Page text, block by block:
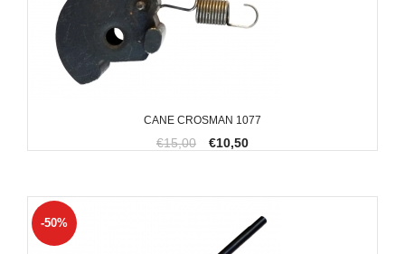
CANE CROSMAN 1077
€15,00 €10,50
-50%